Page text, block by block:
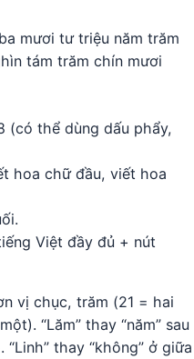
mươi tư triệu năm trăm
tám trăm chín mươi
(có thể dùng dấu phẩy,
hoa chữ đầu, viết hoa
Việt đầy đủ + nút
vị chục, trăm (21 = hai
“Lăm” thay “năm” sau
thay “không” ở giữa